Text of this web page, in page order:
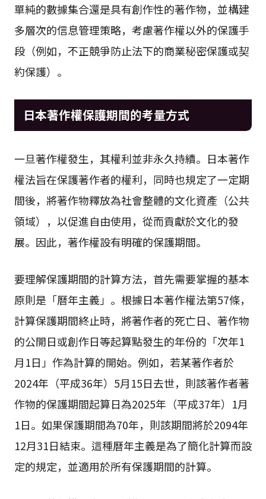
單純的數據集合還是具有創作性的著作物，並構建
多層次的信息管理策略，考慮著作權以外的保護手
段（例如，不正競爭防止法下的商業秘密保護或契
約保護）。
日本著作權保護期間的考量方式
一旦著作權發生，其權利並非永久持續。日本著作
權法旨在保護著作者的權利，同時也規定了一定期
間後，將著作物釋放為社會整體的文化資產（公共
領域），以促進自由使用，從而貢獻於文化的發
展。因此，著作權設有明確的保護期間。
要理解保護期間的計算方法，首先需要掌握的基本
原則是「曆年主義」。根據日本著作權法第57條，
計算保護期間終止時，將著作者的死亡日、著作物
的公開日或創作日等起算點發生的年份的「次年1
月1日」作為計算的開始。例如，若某著作者於
2024年（平成36年）5月15日去世，則該著作者著
作物的保護期間起算日為2025年（平成37年）1月
1日。如果保護期間為70年，則該期間將於2094年
12月31日結束。這種曆年主義是為了簡化計算而設
定的規定，並適用於所有保護期間的計算。